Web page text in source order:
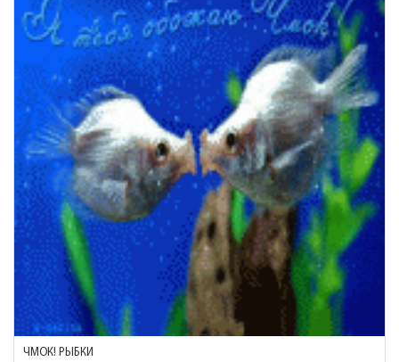
ЧМОК! РЫБКИ